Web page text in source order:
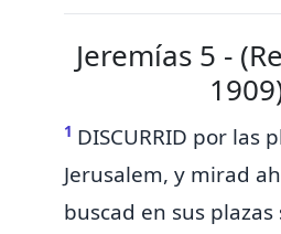
Jeremías 5 -
1 DISCURRID por las
Jerusalem, y mirad
buscad en sus plazas